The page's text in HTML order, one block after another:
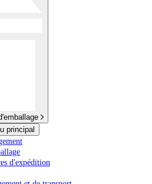
principal
d'expédition